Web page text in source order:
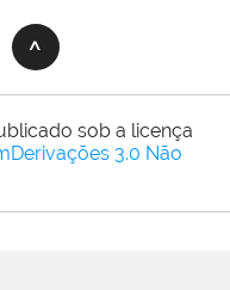
sob a licença
3.0 Não